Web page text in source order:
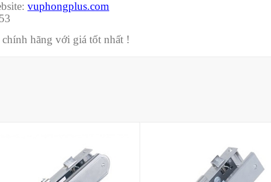
vuphongplus.com
hãng với giá tốt nhất !